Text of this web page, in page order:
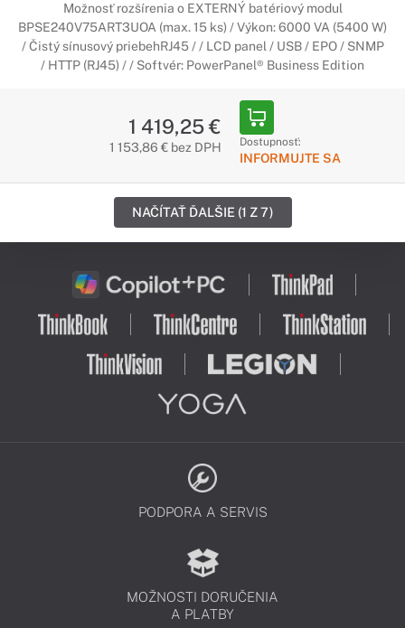
Možnosť rozšírenia o EXTERNÝ batériový modul
BPSE240V75ART3UOA (max. 15 ks) / Výkon: 6000 VA (5400 W)
/ Čistý sínusový priebehRJ45 / / LCD panel / USB / EPO / SNMP
/ HTTP (RJ45) / / Softvér: PowerPanel® Business Edition
1 419,25 €
1 153,86 € bez DPH Dostupnosť:
INFORMUJTE SA
NAČÍTAŤ ĎALŠIE (1 Z 7)
PODPORA A SERVIS
MOŽNOSTI DORUČENIA
A PLATBY